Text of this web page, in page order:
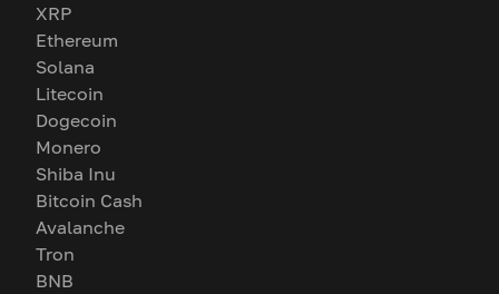
XRP
Ethereum
Solana
Litecoin
Dogecoin
Monero
Shiba Inu
Bitcoin Cash
Avalanche
Tron
BNB